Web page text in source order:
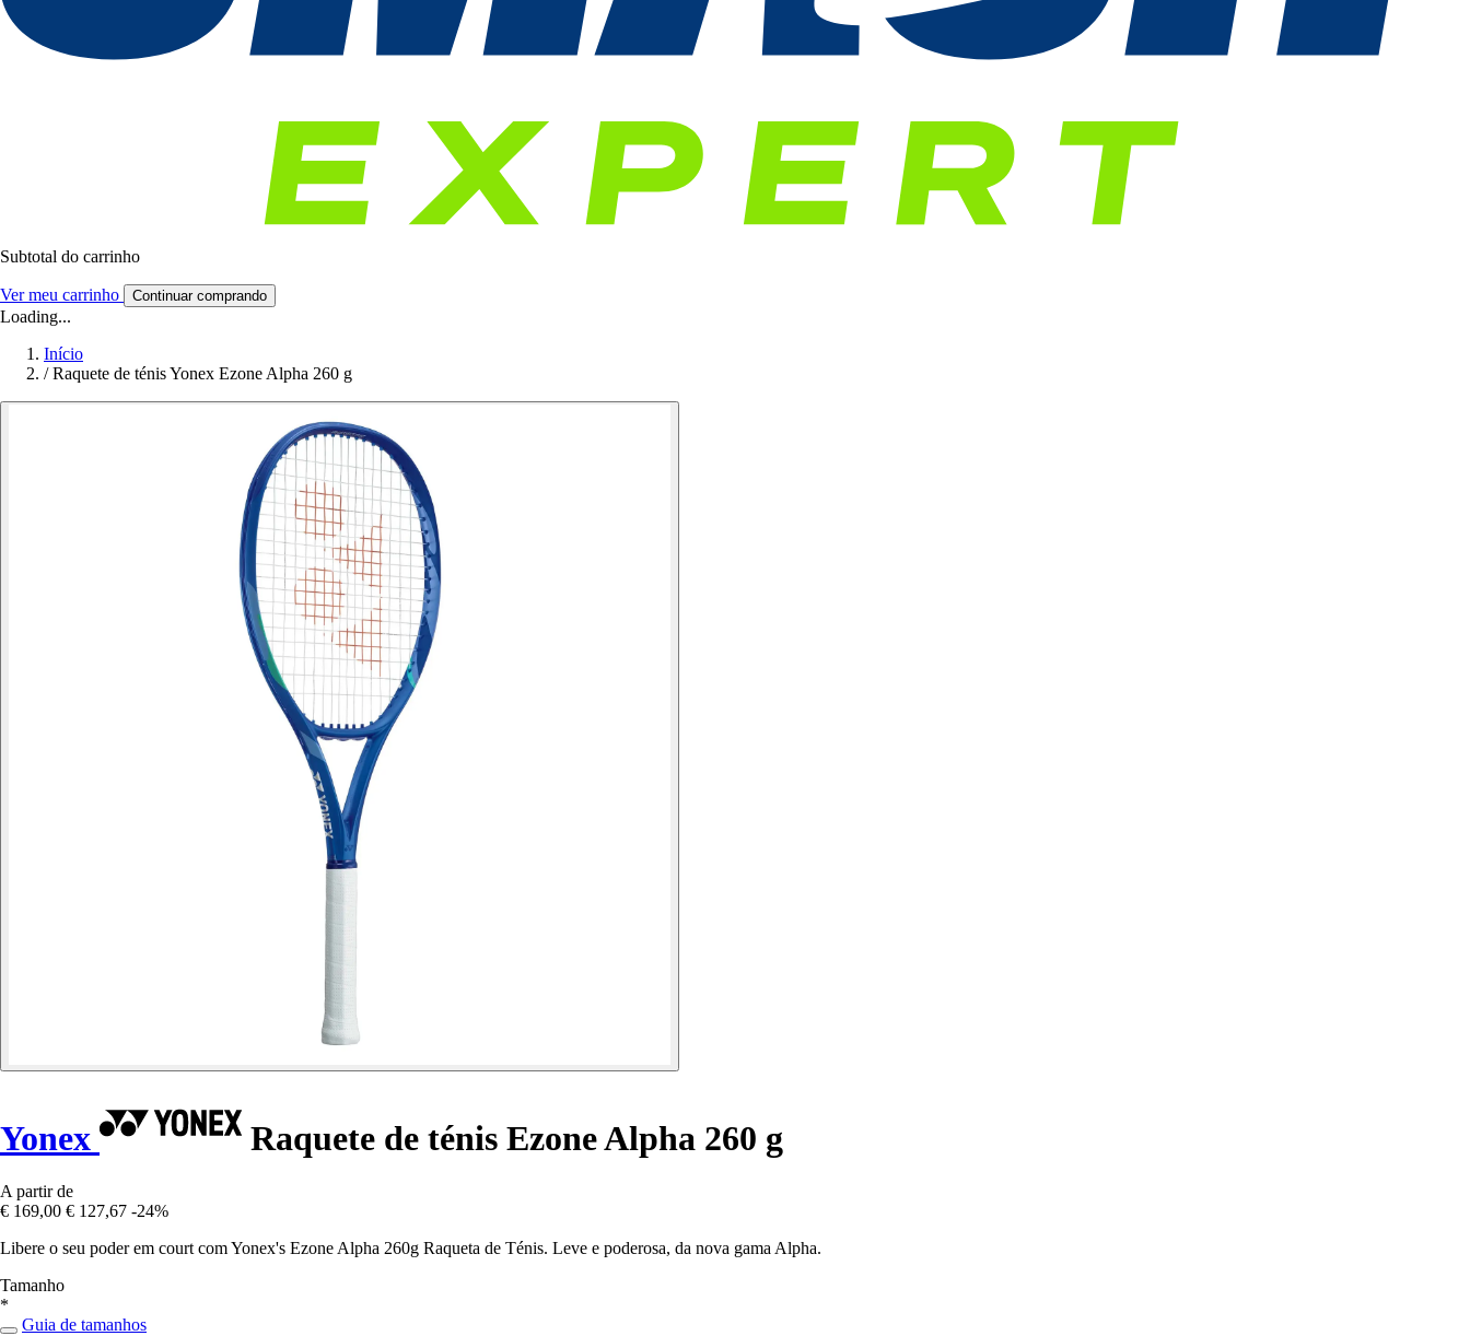
Subtotal do carrinho
Ver meu carrinho Continuar comprando
Loading...
Início
/ Raquete de ténis Yonex Ezone Alpha 260 g
Yonex Raquete de ténis Ezone Alpha 260 g
A partir de
€ 169,00 € 127,67 -24%
Libere o seu poder em court com Yonex's Ezone Alpha 260g Raqueta de Ténis. Leve e poderosa, da nova gama Alpha.
Tamanho
*
Guia de tamanhos